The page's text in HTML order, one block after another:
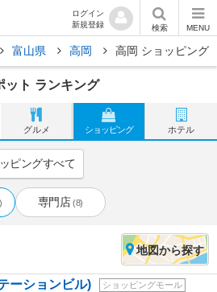
ログイン
新規登録
検索 MENU
富山県 高岡 高岡 ショッピング
ット ランキング
グルメ ショッピング ホテル
ピングすべて
専門店 (8)
地図から探す
ーションビル) ショッピングモール